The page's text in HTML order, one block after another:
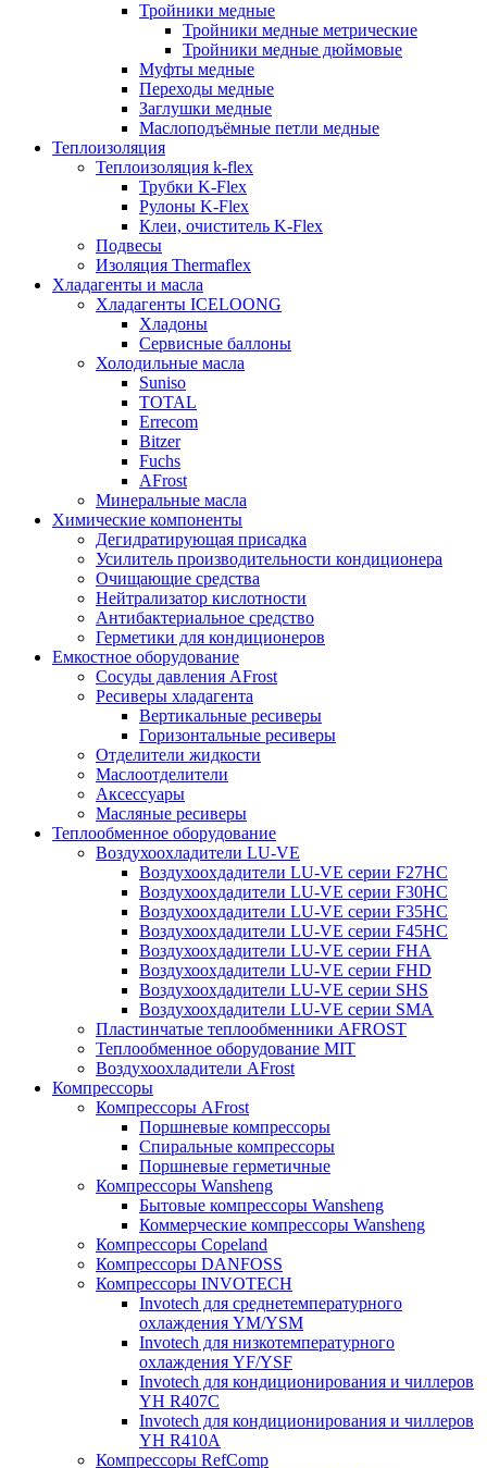
Тройники медные
Тройники медные метрические
Тройники медные дюймовые
Муфты медные
Переходы медные
Заглушки медные
Маслоподъёмные петли медные
Теплоизоляция
Теплоизоляция k-flex
Трубки K-Flex
Рулоны K-Flex
Клеи, очиститель K-Flex
Подвесы
Изоляция Thermaflex
Хладагенты и масла
Хладагенты ICELOONG
Хладоны
Сервисные баллоны
Холодильные масла
Suniso
TOTAL
Errecom
Bitzer
Fuchs
AFrost
Минеральные масла
Химические компоненты
Дегидратирующая присадка
Усилитель производительности кондиционера
Очищающие средства
Нейтрализатор кислотности
Антибактериальное средство
Герметики для кондиционеров
Емкостное оборудование
Сосуды давления AFrost
Ресиверы хладагента
Вертикальные ресиверы
Горизонтальные ресиверы
Отделители жидкости
Маслоотделители
Аксессуары
Масляные ресиверы
Теплообменное оборудование
Воздухоохладители LU-VE
Воздухоохдадители LU-VE серии F27HC
Воздухоохдадители LU-VE серии F30HC
Воздухоохдадители LU-VE серии F35HC
Воздухоохдадители LU-VE серии F45HC
Воздухоохдадители LU-VE серии FHA
Воздухоохдадители LU-VE серии FHD
Воздухоохдадители LU-VE серии SHS
Воздухоохдадители LU-VE серии SMA
Пластинчатые теплообменники AFROST
Теплообменное оборудование MIT
Воздухоохладители AFrost
Компрессоры
Компрессоры AFrost
Поршневые компрессоры
Спиральные компрессоры
Поршневые герметичные
Компрессоры Wansheng
Бытовые компрессоры Wansheng
Коммерческие компрессоры Wansheng
Компрессоры Copeland
Компрессоры DANFOSS
Компрессоры INVOTECH
Invotech для среднетемпературного
охлаждения YM/YSM
Invotech для низкотемпературного
охлаждения YF/YSF
Invotech для кондиционирования и чиллеров
YH R407C
Invotech для кондиционирования и чиллеров
YH R410A
Компрессоры RefComp